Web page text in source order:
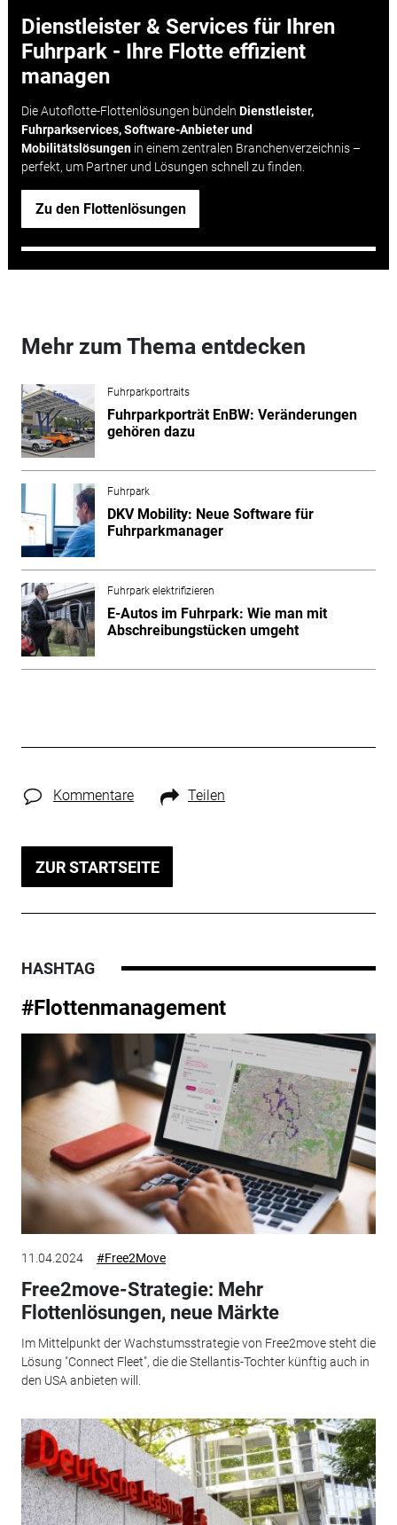
Dienstleister & Services für Ihren
Fuhrpark - Ihre Flotte effizient
managen
Die Autoflotte-Flottenlösungen bündeln Dienstleister,
Fuhrparkservices, Software-Anbieter und
Mobilitätslösungenin einem zentralen Branchenverzeichnis –
perfekt, um Partner und Lösungen schnell zu finden.
Zu den Flottenlösungen
Mehr zum Thema entdecken
Fuhrparkportraits
Fuhrparkporträt EnBW: Veränderungen
gehören dazu
Fuhrpark
DKV Mobility: Neue Software für
Fuhrparkmanager
Fuhrpark elektrifizieren
E-Autos im Fuhrpark: Wie man mit
Abschreibungstücken umgeht
Kommentare Teilen
ZUR STARTSEITE
HASHTAG
#Flottenmanagement
11.04.2024 #Free2Move
Free2move-Strategie: Mehr
Flottenlösungen, neue Märkte
Im Mittelpunkt der Wachstumsstrategie von Free2move steht die
Lösung "Connect Fleet", die die Stellantis-Tochter künftig auch in
den USA anbieten will.